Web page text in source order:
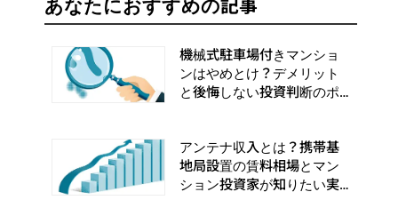
あなたにおすすめの記事
機械式駐車場付きマンショ
ンはやめとけ？デメリット
と後悔しない投資判断のポ
アンテナ収入とは？携帯基
地局設置の賃料相場とマン
ション投資家が知りたい実